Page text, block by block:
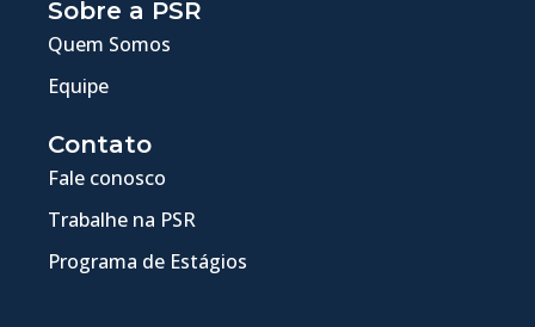
Sobre a PSR
Quem Somos
Equipe
Contato
Fale conosco
Trabalhe na PSR
Programa de Estágios